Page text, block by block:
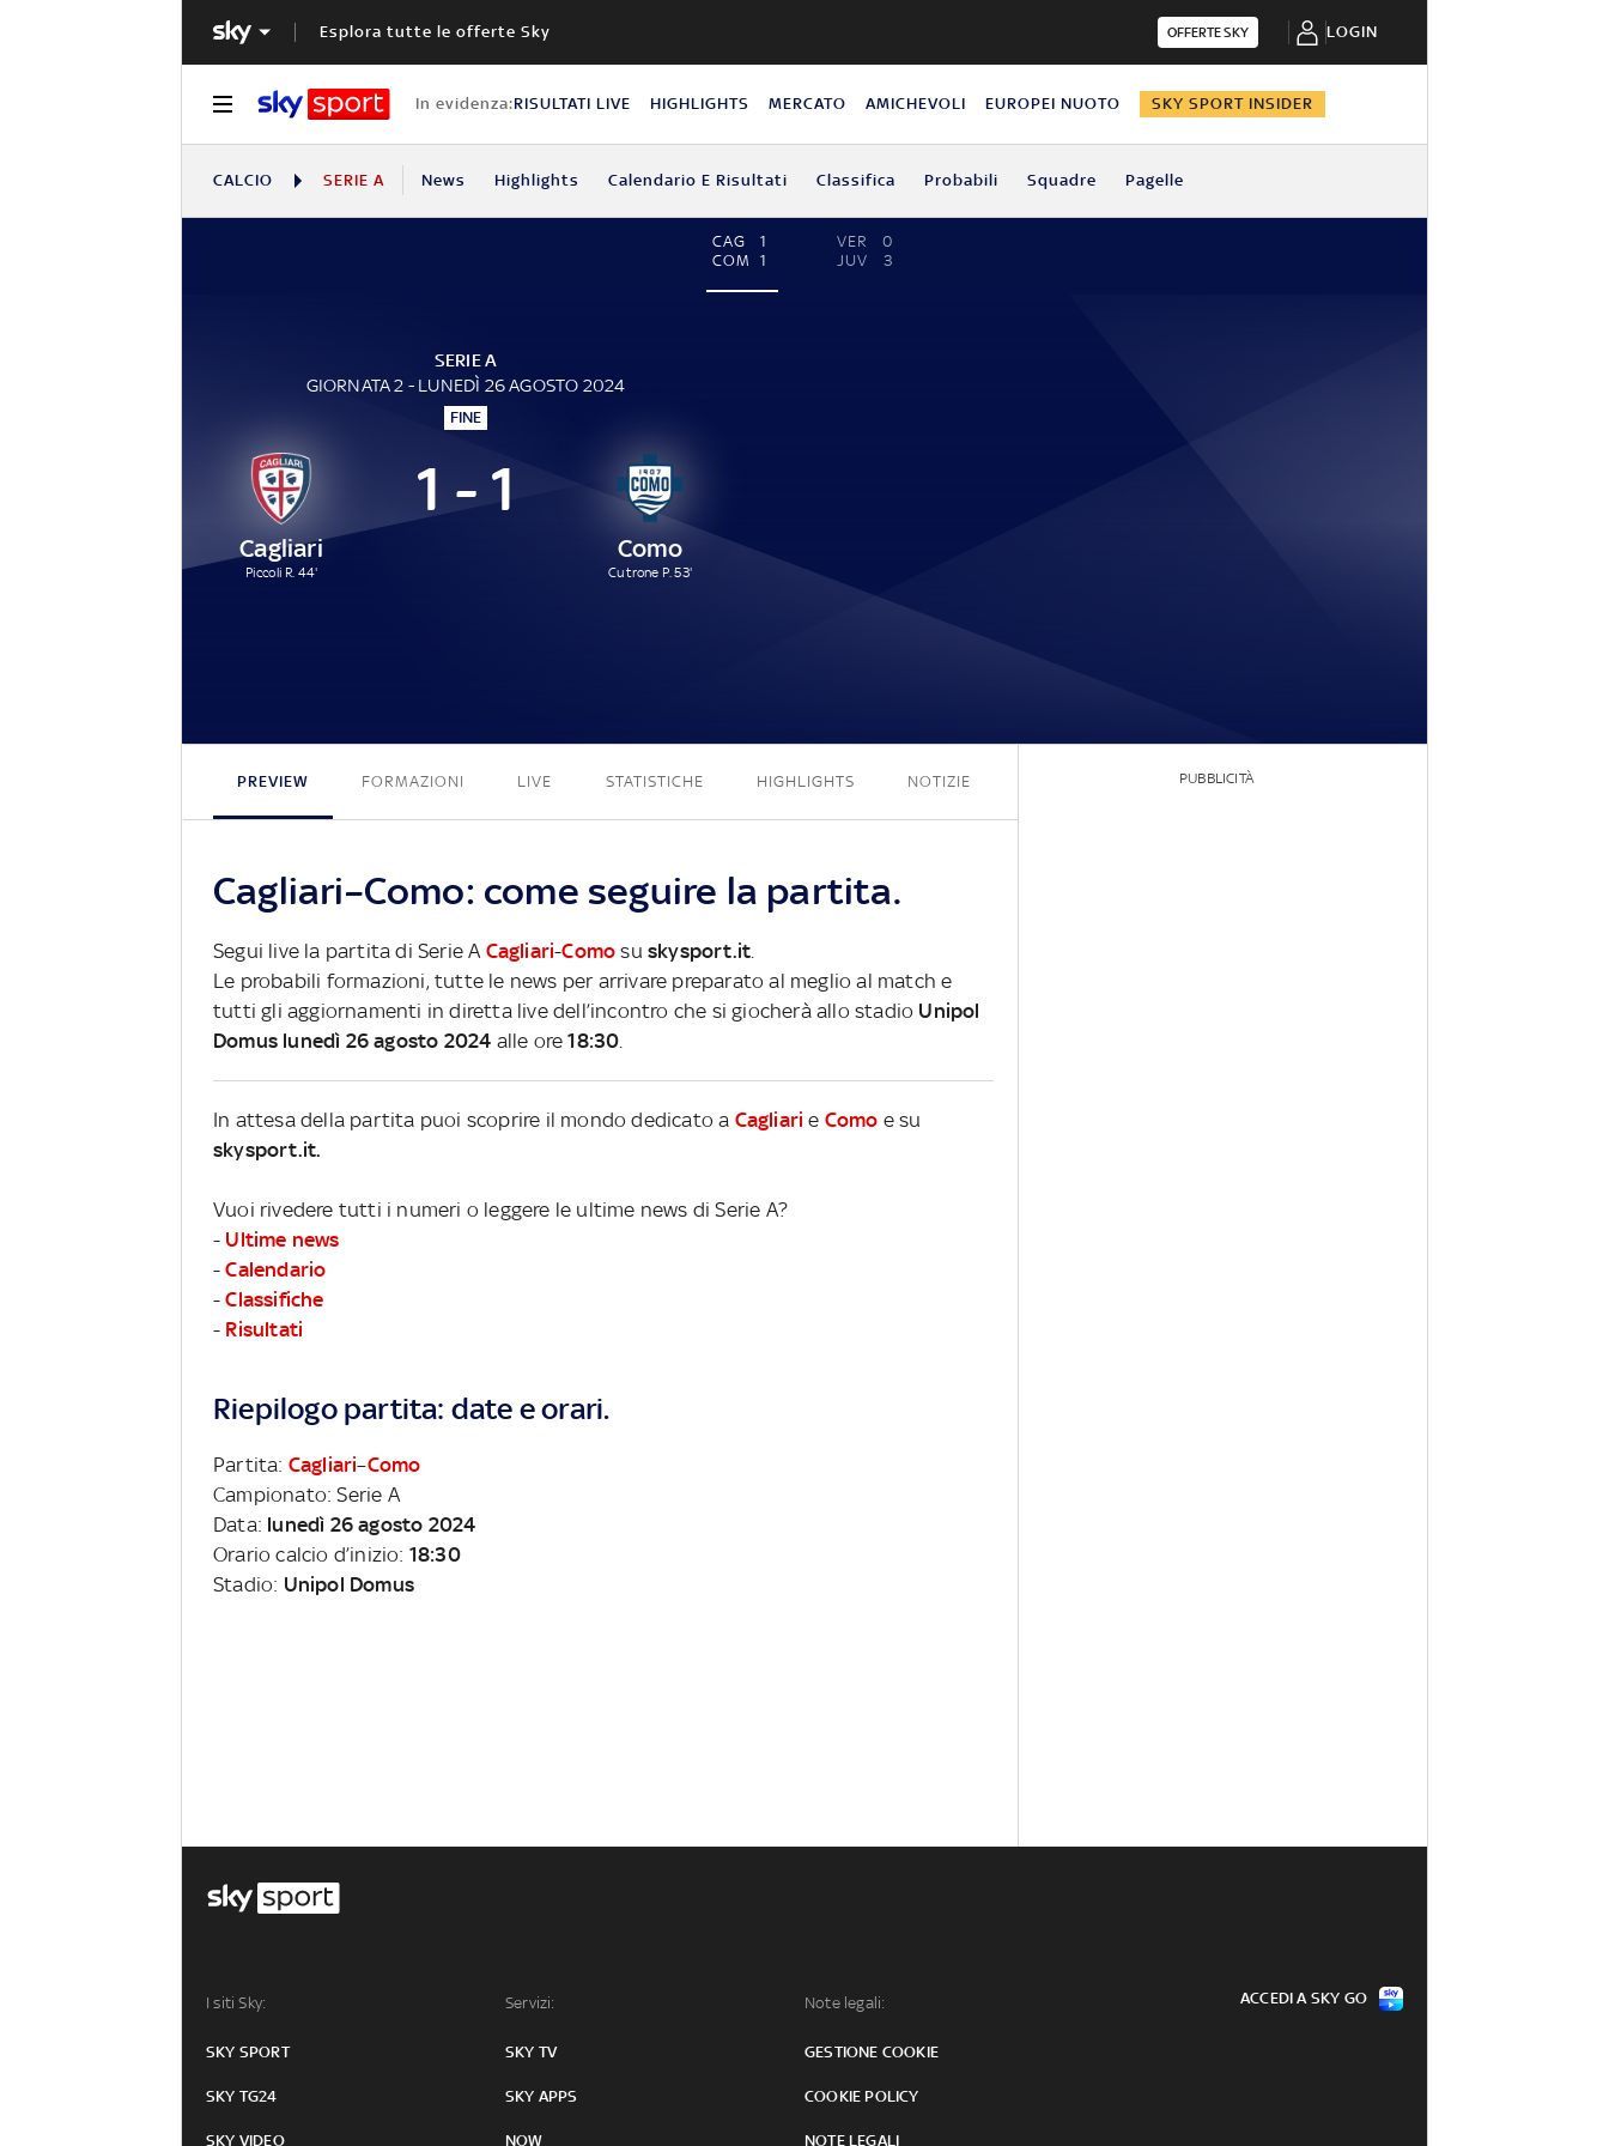
Esplora tutte le offerte Sky OFFERTE SKY LOGIN
In evidenza:RISULTATI LIVE HIGHLIGHTS MERCATO AMICHEVOLI EUROPEI NUOTO SKY SPORT INSIDER
CALCIO SERIE A News Highlights Calendario E Risultati Classifica Probabili Squadre Pagelle
CAG
1
COM
1
VER
0
JUV
3
SERIE A
GIORNATA 2 - LUNEDÌ 26 AGOSTO 2024
FINE
Cagliari
Piccoli R. 44'
1 - 1
Como
Cutrone P. 53'
PREVIEW FORMAZIONI LIVE STATISTICHE HIGHLIGHTS NOTIZIE
Cagliari–Como: come seguire la partita.
Segui live la partita di Serie A Cagliari-Como suskysport.it
Le probabili formazioni, tutte le news per arrivare preparato al meglio al match e
tutti gli aggiornamenti in diretta live dell’incontro che si giocherà allo stadio Unipol
Domus lunedì 26 agosto 2024 alle ore18:30
In attesa della partita puoi scoprire il mondo dedicato a Cagliari e Como e su
skysport.it.
Vuoi rivedere tutti i numeri o leggere le ultime news di Serie A?
- Ultime news
-Calendario
-Classifiche
- Risultati
Riepilogo partita: date e orari.
Partita: Cagliari–Como
Campionato: Serie A
Data: lunedì 26 agosto 2024
Orario calcio d’inizio: 18:30
Stadio: Unipol Domus
PUBBLICITÀ
I siti Sky:
SKY SPORT
SKY TG24
SKY VIDEO
Servizi:
SKY TV
SKY APPS
NOW
Note legali:
GESTIONE COOKIE
COOKIE POLICY
NOTE LEGALI
ACCEDI A SKY GO